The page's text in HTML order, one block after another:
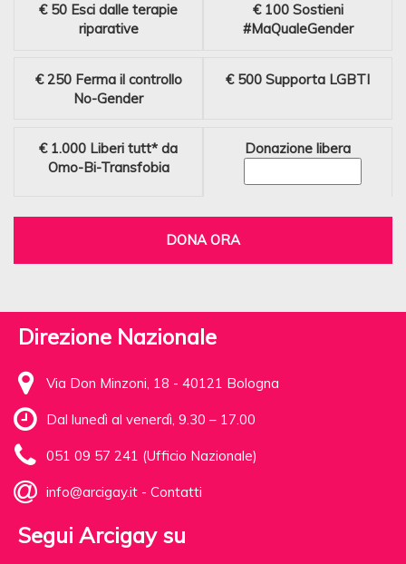
€ 50 Esci dalle terapie
riparative
€ 100 Sostieni
#MaQualeGender
€ 250 Ferma il controllo
No-Gender
€ 500 Supporta LGBTI
€ 1.000 Liberi tutt* da
Omo-Bi-Transfobia
Donazione libera
DONA ORA
Direzione Nazionale
Via Don Minzoni, 18 - 40121 Bologna
Dal lunedì al venerdì, 9.30 – 17.00
051 09 57 241 (Ufficio Nazionale)
info@arcigay.it - Contatti
Segui Arcigay su